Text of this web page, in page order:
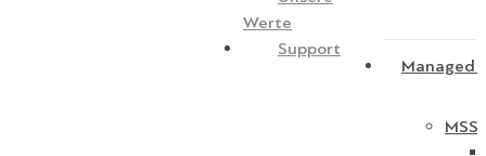
Werte
Support
Managed